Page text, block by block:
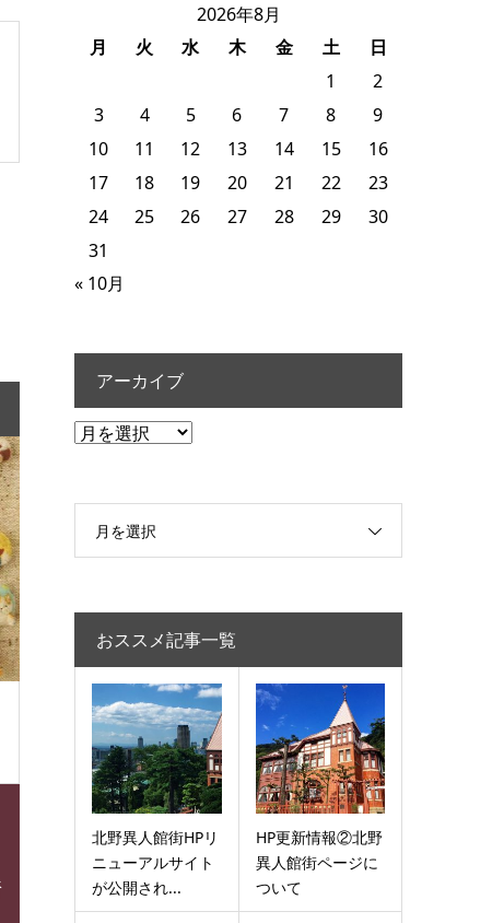
2026年8月
月
火 水 木 金 土
日
1
2
3
4 5 6 7 8
9
10
11 12 13 14 15
16
17
18 19 20 21 22
23
24
25 26 27 28 29
30
31
« 10月
アーカイブ
ア
月を選択
おススメ記事一覧
北野異人館街HPリ
ニューアルサイト
が公開され...
HP更新情報②北野
異人館街ページに
ついて